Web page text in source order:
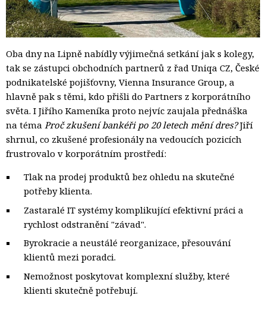
Oba dny na Lipně nabídly výjimečná setkání jak s kolegy,
tak se zástupci obchodních partnerů z řad Uniqa CZ, České
podnikatelské pojišťovny, Vienna Insurance Group, a
hlavně pak s těmi, kdo přišli do Partners z korporátního
světa. I Jiřího Kameníka proto nejvíc zaujala přednáška
na téma Proč zkušení bankéři po 20 letech mění dres?Jiří
shrnul, co zkušené profesionály na vedoucích pozicích
frustrovalo v korporátním prostředí:
Tlak na prodej produktů bez ohledu na skutečné
potřeby klienta.
Zastaralé IT systémy komplikující efektivní práci a
rychlost odstranění "závad".
Byrokracie a neustálé reorganizace, přesouvání
klientů mezi poradci.
Nemožnost poskytovat komplexní služby, které
klienti skutečně potřebují.